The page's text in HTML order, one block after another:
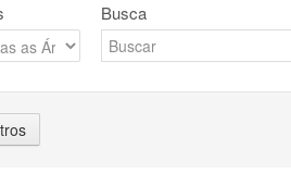
Busca